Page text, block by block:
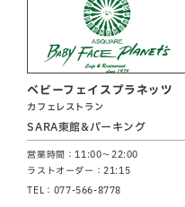
ベビーフェイスプラネッツ
カフェレストラン
SARA東館&パーキング
営業時間：11:00～22:00
ラストオーダー：21:15
TEL：077-566-8778